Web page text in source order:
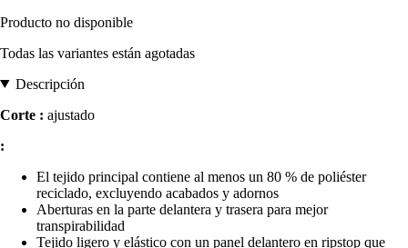
Producto no disponible
Todas las variantes están agotadas
Descripción
Corte : ajustado
:
El tejido principal contiene al menos un 80 % de poliéster
reciclado, excluyendo acabados y adornos
Aberturas en la parte delantera y trasera para mejor
transpirabilidad
Tejido ligero y elástico con un panel delantero en ripstop que